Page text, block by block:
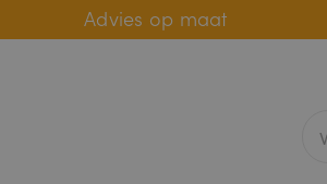
Advies op maat